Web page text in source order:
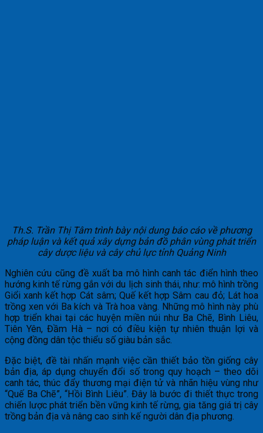
Th.S. Trần Thị Tâm trình bày nội dung báo cáo về phương
pháp luận và kết quả xây dựng bản đồ phân vùng phát triển
cây dược liệu và cây chủ lực tỉnh Quảng Ninh
Nghiên cứu cũng đề xuất ba mô hình canh tác điển hình theo
hướng kinh tế rừng gắn với du lịch sinh thái, như: mô hình trồng
Giổi xanh kết hợp Cát sâm; Quế kết hợp Sâm cau đỏ; Lát hoa
trồng xen với Ba kích và Trà hoa vàng. Những mô hình này phù
hợp triển khai tại các huyện miền núi như Ba Chẽ, Bình Liêu,
Tiên Yên, Đầm Hà – nơi có điều kiện tự nhiên thuận lợi và
cộng đồng dân tộc thiểu số giàu bản sắc.
Đặc biệt, đề tài nhấn mạnh việc cần thiết bảo tồn giống cây
bản địa, áp dụng chuyển đổi số trong quy hoạch – theo dõi
canh tác, thúc đẩy thương mại điện tử và nhãn hiệu vùng như
“Quế Ba Chẽ”, “Hồi Bình Liêu”. Đây là bước đi thiết thực trong
chiến lược phát triển bền vững kinh tế rừng, gia tăng giá trị cây
trồng bản địa và nâng cao sinh kế người dân địa phương.